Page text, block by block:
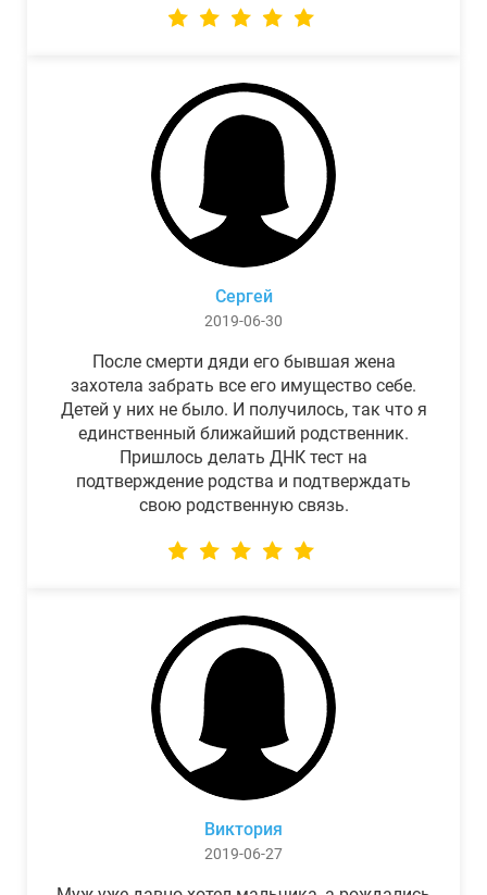
Сергей
2019-06-30
После смерти дяди его бывшая жена
захотела забрать все его имущество себе.
Детей у них не было. И получилось, так что я
единственный ближайший родственник.
Пришлось делать ДНК тест на
подтверждение родства и подтверждать
свою родственную связь.
Виктория
2019-06-27